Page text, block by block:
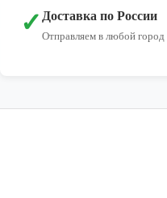
✓ Доставка по России
Отправляем в любой город